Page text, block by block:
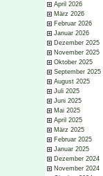
April 2026
März 2026
Februar 2026
Januar 2026
Dezember 2025
November 2025
Oktober 2025
September 2025
August 2025
Juli 2025
Juni 2025
Mai 2025
April 2025
März 2025
Februar 2025
Januar 2025
Dezember 2024
November 2024